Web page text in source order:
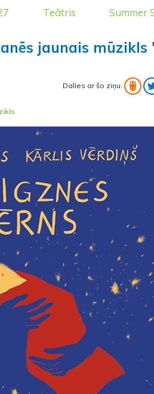
Teātris Summer
jaunais mūzikls
Dalies ar šo ziņu: